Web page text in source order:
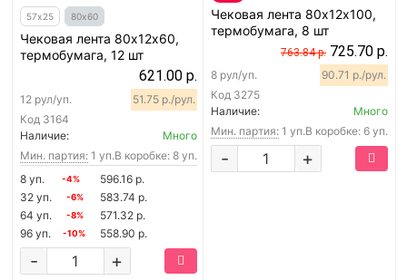
57х25 80х60
Чековая лента 80х12х60,
термобумага, 12 шт
621.00 р.
Код 3164
12 рул/уп. 51.75 р./рул.
Наличие:
Много
Мин. партия: 1 уп.В коробке: 8 уп.
8 уп.
-4%
596.16 р.
32 уп.
-6%
583.74 р.
64 уп.
-8%
571.32 р.
96 уп.
-10% 558.90 р.
+
-
Чековая лента 80х12х100,
термобумага, 8 шт
763.84 р. 725.70 р.
Код 3275
8 рул/уп. 90.71 р./рул.
Наличие:
Много
Мин. партия: 1 уп.В коробке: 6 уп.
+
-